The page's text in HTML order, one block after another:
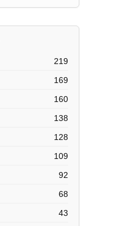
219
169
160
138
128
109
92
68
43